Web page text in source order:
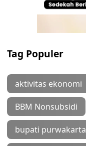
Tag Populer
aktivitas ekonomi
BBM Nonsubsidi
bupati purwakarta